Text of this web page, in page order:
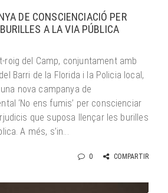
DE CONSCIENCIACIÓ PER
A LA VIA PÚBLICA
roig del Camp, conjuntament amb
Barri de la Florida i la Policia local,
nova campanya de
‘No ens fumis’ per conscienciar
que suposa llençar les burilles
A més, s’in...
0 COMPARTIR